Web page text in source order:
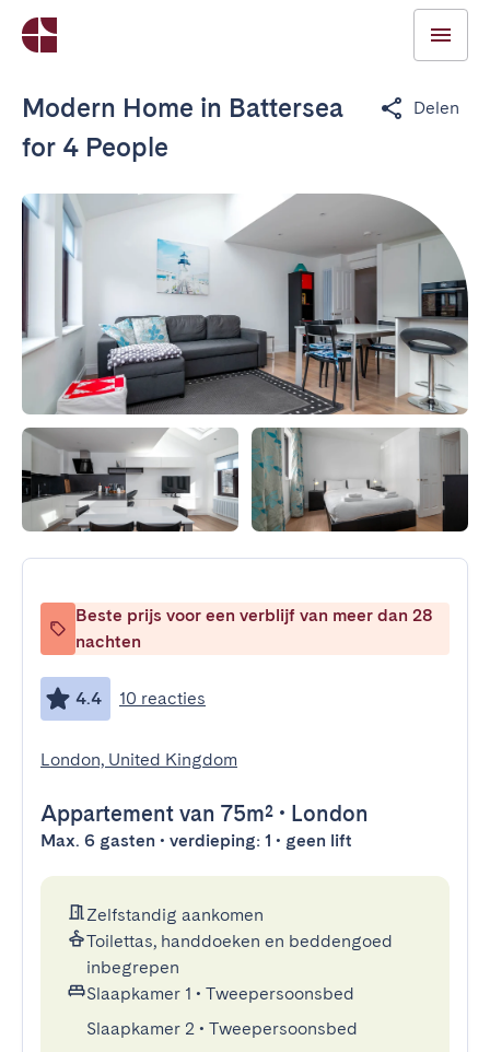
Modern Home in Battersea
for 4 People
Delen
Beste prijs voor een verblijf van meer dan 28
nachten
4.4 10 reacties
London, United Kingdom
Appartement van 75m² • London
Max. 6 gasten • verdieping: 1 • geen lift
Zelfstandig aankomen
Toilettas, handdoeken en beddengoed
inbegrepen
Slaapkamer 1 • Tweepersoonsbed
Slaapkamer 2 • Tweepersoonsbed